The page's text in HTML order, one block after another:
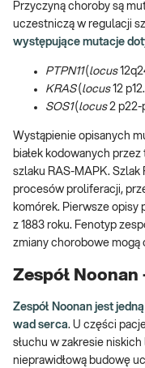
Przyczyną choroby są
uczestniczą w regulacji
występujące mutacje
PTPN11( locus
KRAS( locus12
SOS1( locus2 p22-
Wystąpienie opisanych
białek kodowanych
szlaku RAS-MAPK.
procesów proliferacji,
komórek. Pierwsze opisy
z 1883 roku. Fenotyp
zmiany chorobowe mogą
Zespół
Zespół Noonan jest
wad serca. U części
słuchu w zakresie
nieprawidłową budowę